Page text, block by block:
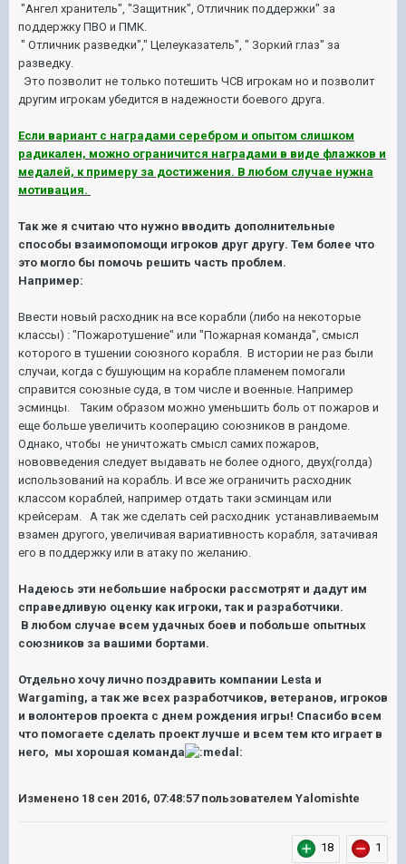
"Ангел хранитель", "Защитник", Отличник поддержки" за
поддержку ПВО и ПМК.
" Отличник разведки"," Целеуказатель", " Зоркий глаз" за
разведку.
Это позволит не только потешить ЧСВ игрокам но и позволит
другим игрокам убедится в надежности боевого друга.
Если вариант с наградами серебром и опытом слишком
радикален, можно ограничится наградами в виде флажков и
медалей, к примеру за достижения. В любом случае нужна
мотивация.
Так же я считаю что нужно вводить дополнительные
способы взаимопомощи игроков друг другу. Тем более что
это могло бы помочь решить часть проблем.
Например:
Ввести новый расходник на все корабли (либо на некоторые
классы) : "Пожаротушение" или "Пожарная команда", смысл
которого в тушении союзного корабля. В истории не раз были
случаи, когда с бушующим на корабле пламенем помогали
справится союзные суда, в том числе и военные. Например
эсминцы. Таким образом можно уменьшить боль от пожаров и
еще больше увеличить кооперацию союзников в рандоме.
Однако, чтобы не уничтожать смысл самих пожаров,
нововведения следует выдавать не более одного, двух(голда)
использований на корабль. И все же ограничить расходник
классом кораблей, например отдать таки эсминцам или
крейсерам. А так же сделать сей расходник устанавливаемым
взамен другого, увеличивая вариативность корабля, затачивая
его в поддержку или в атаку по желанию.
Надеюсь эти небольшие наброски рассмотрят и дадут им
справедливую оценку как игроки, так и разработчики.
В любом случае всем удачных боев и побольше опытных
союзников за вашими бортами.
Отдельно хочу лично поздравить компании Lesta и
Wargaming, а так же всех разработчиков, ветеранов, игроков
и волонтеров проекта с днем рождения игры! Спасибо всем
что помогаете сделать проект лучше и всем тем кто играет в
него, мы хорошая команда
Изменено 18 сен 2016, 07:48:57пользователем Yalomishte
18 1